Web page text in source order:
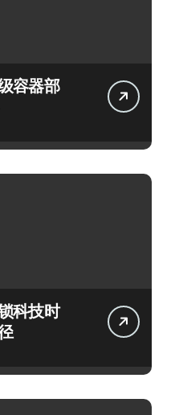
容器部
科技时